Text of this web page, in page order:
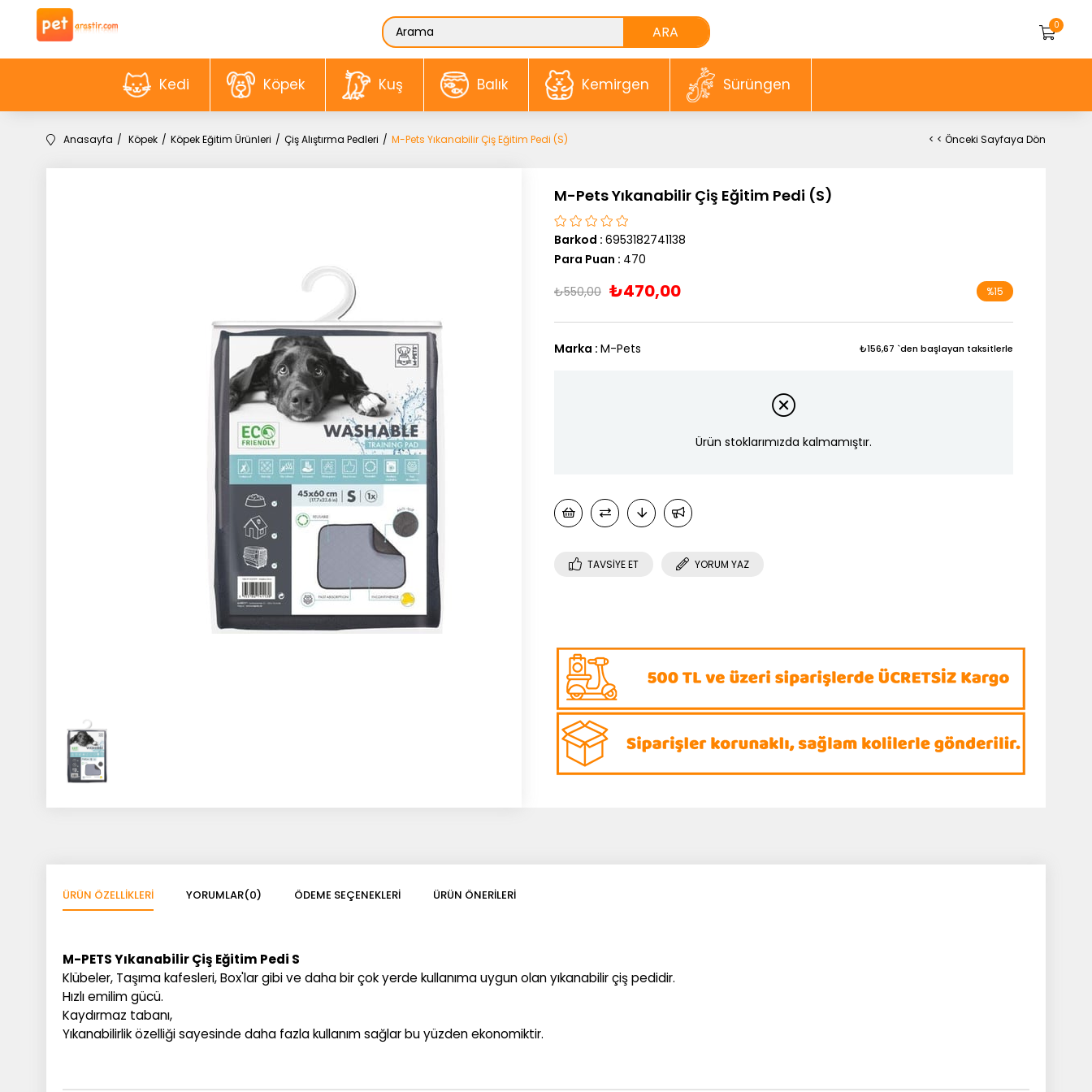
0
Kedi Köpek Kuş Balık Kemirgen Sürüngen
Anasayfa Köpek Köpek Eğitim Ürünleri Çiş Alıştırma Pedleri M-Pets Yıkanabilir Çiş Eğitim Pedi (S) < < Önceki Sayfaya Dön
M-Pets Yıkanabilir Çiş Eğitim Pedi (S)
Barkod : 6953182741138
Para Puan : 470
₺550,00 ₺470,00 %15
Marka : M-Pets ₺156,67 `den başlayan taksitlerle
Ürün stoklarımızda kalmamıştır.
TAVSIYE ET YORUM YAZ
ÜRÜN ÖZELLIKLERI YORUMLAR(0) ÖDEME SEÇENEKLERI ÜRÜN ÖNERILERI
M-PETS Yıkanabilir Çiş Eğitim Pedi S
Klübeler, Taşıma kafesleri, Box'lar gibi ve daha bir çok yerde kullanıma uygun olan yıkanabilir çiş pedidir.
Hızlı emilim gücü.
Kaydırmaz tabanı,
Yıkanabilirlik özelliği sayesinde daha fazla kullanım sağlar bu yüzden ekonomiktir.